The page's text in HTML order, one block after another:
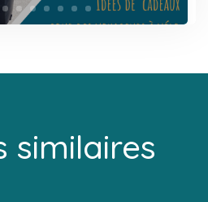
similaires